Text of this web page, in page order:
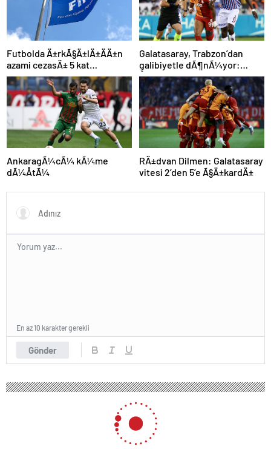
Futbolda Ä±rkÃ§Ä±lÄ±ÄÄ±n
azami cezasÄ± 5 kat
arttÄ±rÄ±ldÄ±
Galatasaray, Trabzon’dan
galibiyetle dÃ¶nÃ¼yor:
ÅampiyonluÄa 1 puan kaldÄ±!
AnkaragÃ¼cÃ¼ kÃ¼me
dÃ¼ÅtÃ¼
RÄ±dvan Dilmen: Galatasaray
vitesi 2’den 5’e Ã§Ä±kardÄ±
Gönder
En az 10 karakter gerekli